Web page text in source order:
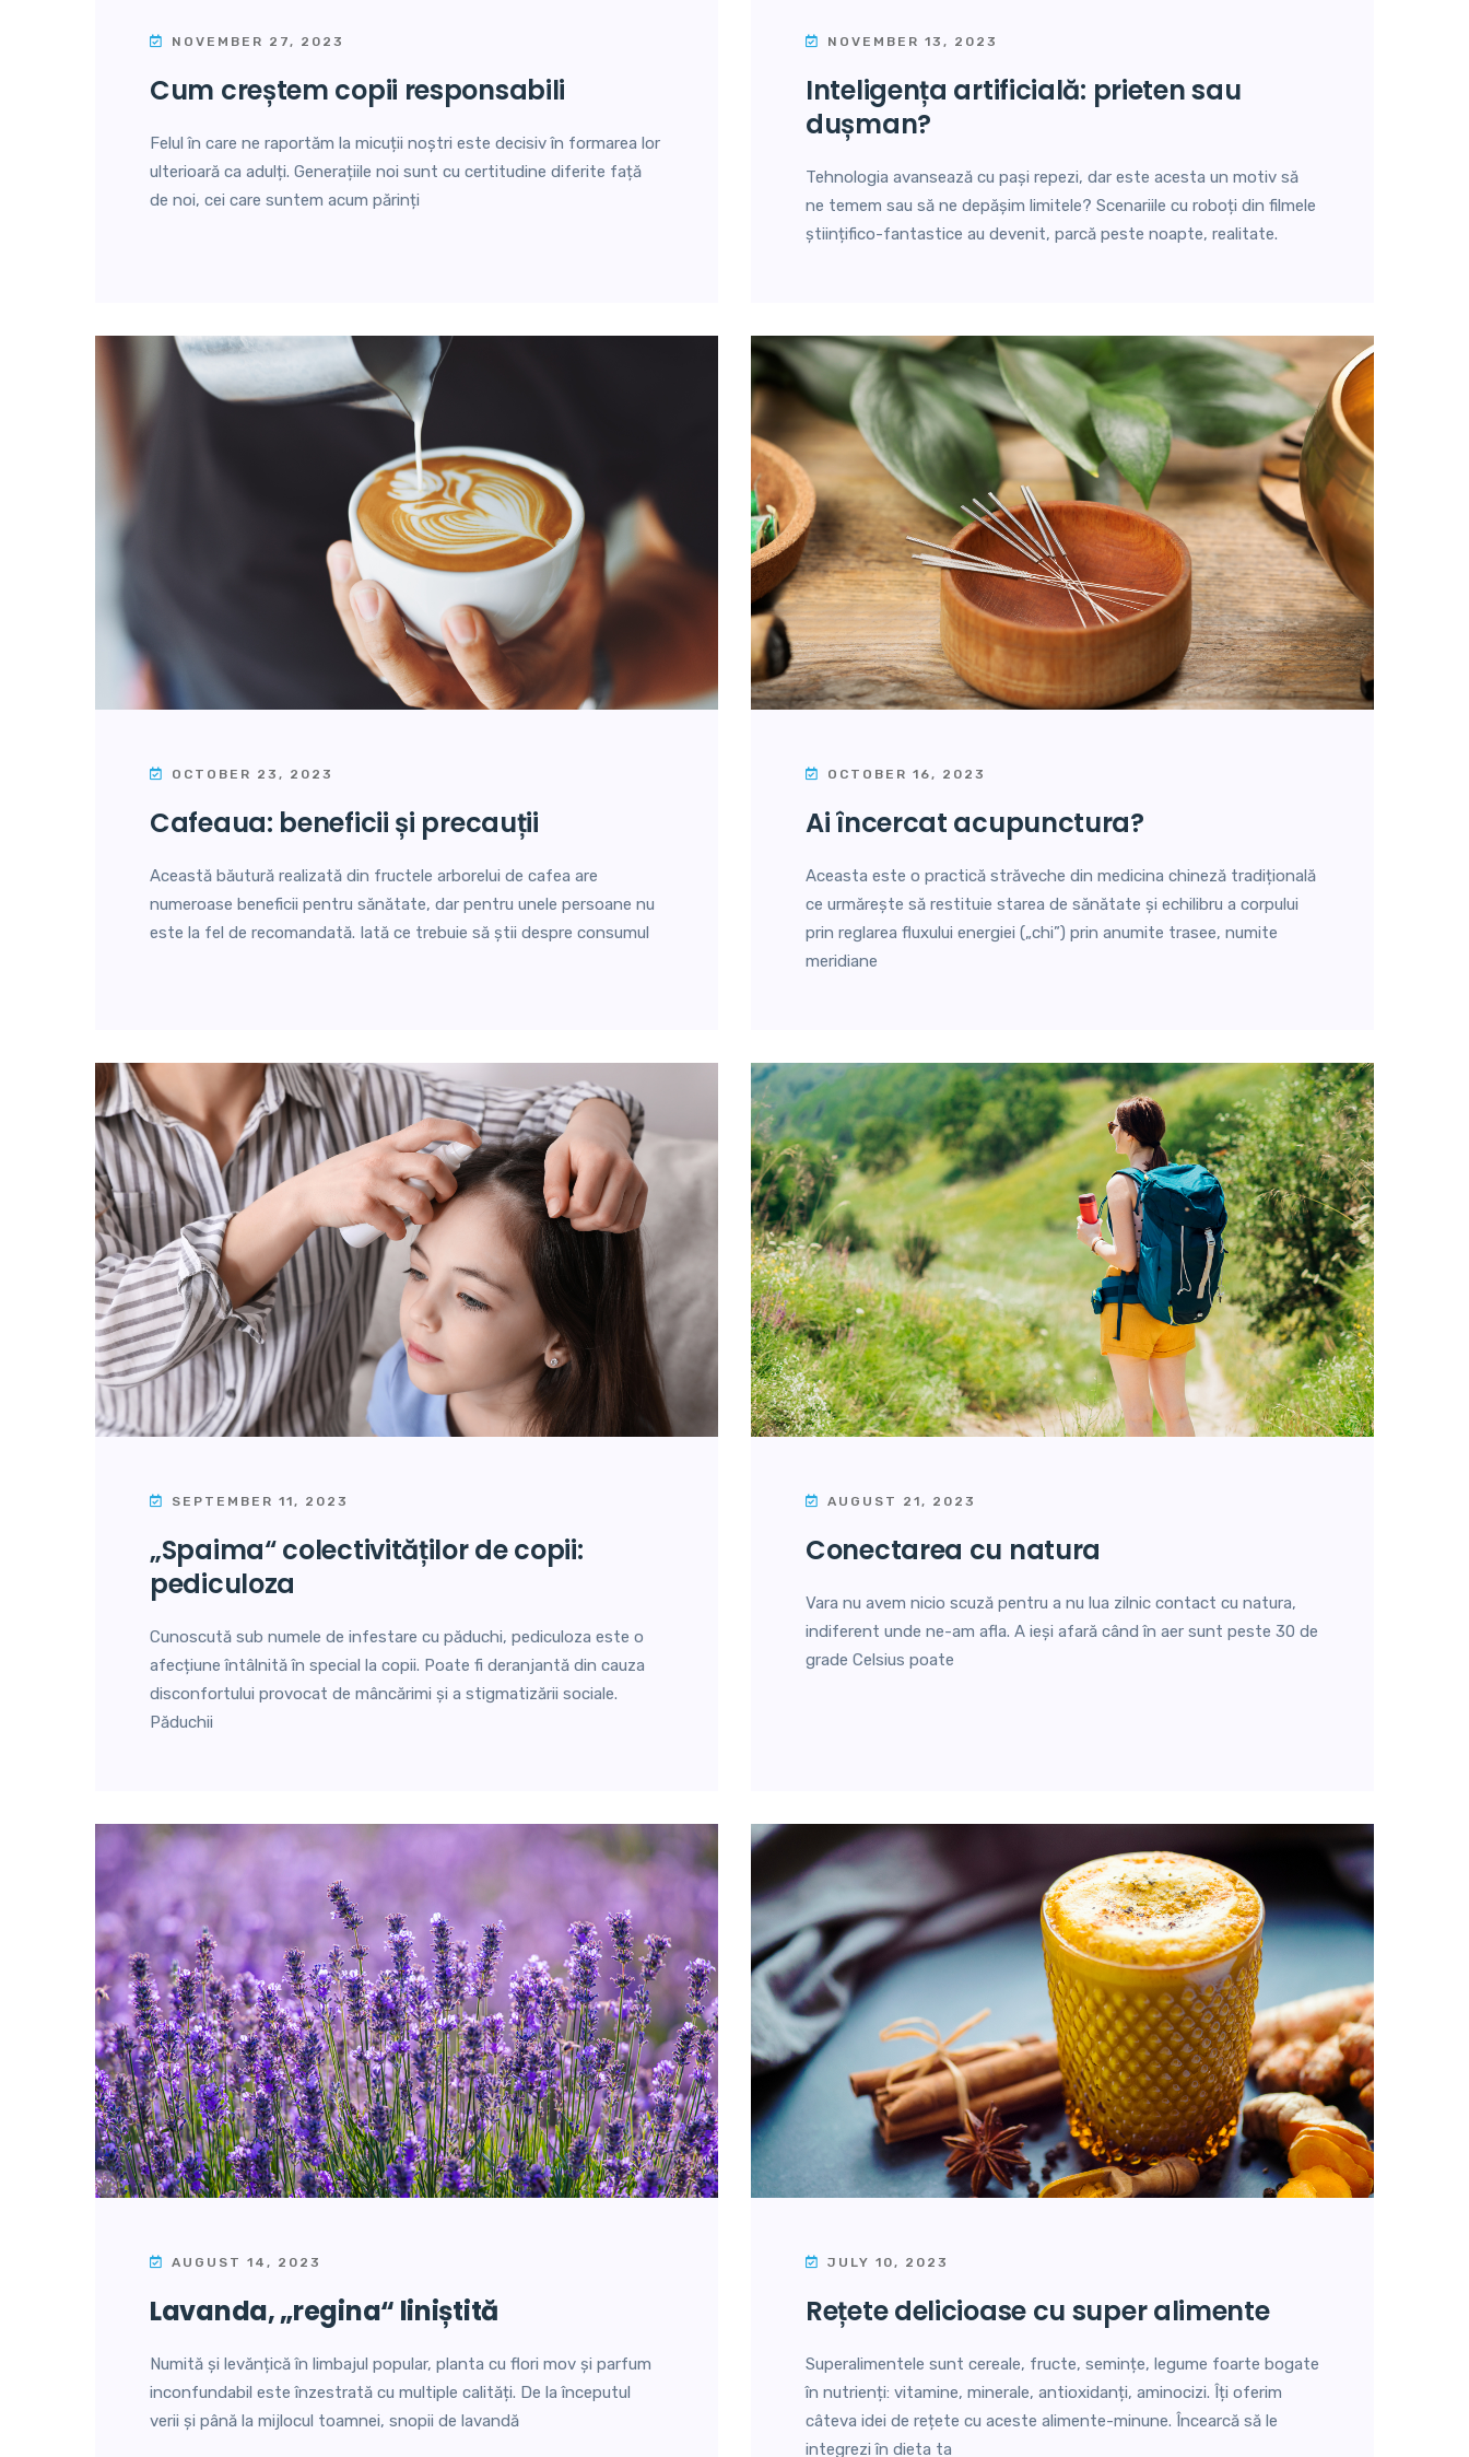
NOVEMBER 27, 2023
cum creștem copii responsabili
Felul în care ne raportăm la micuții noștri este decisiv în formarea lor
ulterioară ca adulți. Generațiile noi sunt cu certitudine diferite față
de noi, cei care suntem acum părinți
NOVEMBER 13, 2023
inteligența artificială: prieten sau
dușman?
Tehnologia avansează cu pași repezi, dar este acesta un motiv să
ne temem sau să ne depășim limitele? Scenariile cu roboți din filmele
științifico-fantastice au devenit, parcă peste noapte, realitate.
OCTOBER 23, 2023
cafeaua: beneficii și precauții
Această băutură realizată din fructele arborelui de cafea are
numeroase beneficii pentru sănătate, dar pentru unele persoane nu
este la fel de recomandată. Iată ce trebuie să știi despre consumul
OCTOBER 16, 2023
ai încercat acupunctura?
Aceasta este o practică străveche din medicina chineză tradițională
ce urmărește să restituie starea de sănătate și echilibru a corpului
prin reglarea fluxului energiei („chi”) prin anumite trasee, numite
meridiane
SEPTEMBER 11, 2023
„spaima“ colectivităților de copii:
pediculoza
Cunoscută sub numele de infestare cu păduchi, pediculoza este o
afecțiune întâlnită în special la copii. Poate fi deranjantă din cauza
disconfortului provocat de mâncărimi și a stigmatizării sociale.
Păduchii
AUGUST 21, 2023
conectarea cu natura
Vara nu avem nicio scuză pentru a nu lua zilnic contact cu natura,
indiferent unde ne-am afla. A ieși afară când în aer sunt peste 30 de
grade Celsius poate
AUGUST 14, 2023
lavanda, „regina“ liniștită
Numită și levănțică în limbajul popular, planta cu flori mov și parfum
inconfundabil este înzestrată cu multiple calități. De la începutul
verii și până la mijlocul toamnei, snopii de lavandă
JULY 10, 2023
rețete delicioase cu super alimente
Superalimentele sunt cereale, fructe, semințe, legume foarte bogate
în nutrienți: vitamine, minerale, antioxidanți, aminocizi. Îți oferim
câteva idei de rețete cu aceste alimente-minune. Încearcă să le
integrezi în dieta ta